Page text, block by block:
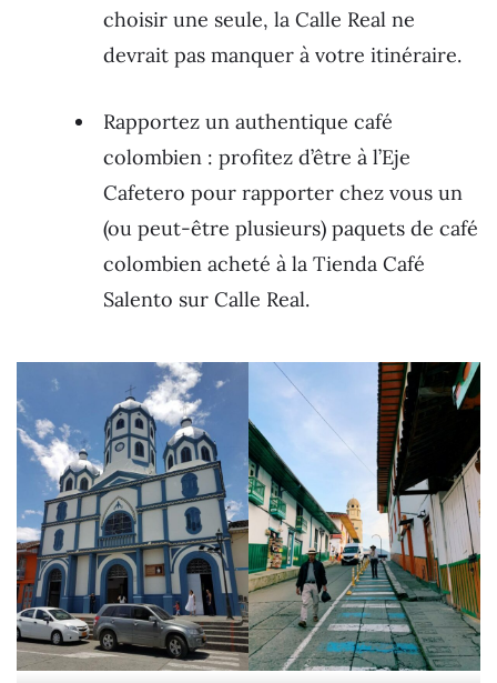
choisir une seule, la Calle Real ne
devrait pas manquer à votre itinéraire.
Rapportez un authentique café
colombien : profitez d’être à l’Eje
Cafetero pour rapporter chez vous un
(ou peut-être plusieurs) paquets de café
colombien acheté à la Tienda Café
Salento sur Calle Real.